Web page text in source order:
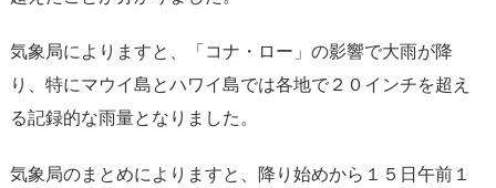
気象局によりますと、「コナ・ロー」の影響で大雨が降
り、特にマウイ島とハワイ島では各地で２０インチを超え
る記録的な雨量となりました。
気象局のまとめによりますと、降り始めから１５日午前１